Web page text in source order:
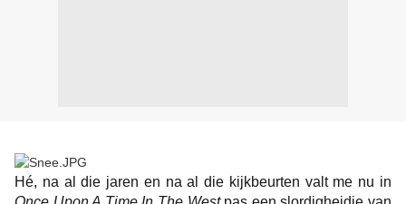
Hé, na al die jaren en na al die kijkbeurten valt me nu in